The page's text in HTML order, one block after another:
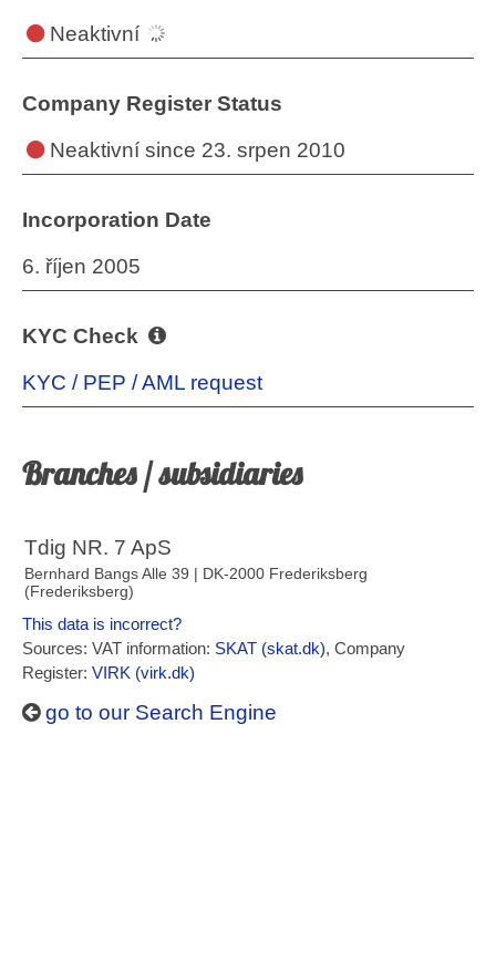
Neaktivní
Company Register Status
Neaktivnísince 23. srpen 2010
Incorporation Date
6. říjen 2005
KYC Check
KYC / PEP / AML request
Branches / subsidiaries
Tdig NR. 7 ApS
Bernhard Bangs Alle 39 | DK-2000 Frederiksberg
(Frederiksberg)
This data is incorrect?
Sources: VAT information: SKAT (skat.dk), Company
Register: VIRK (virk.dk)
go to our Search Engine